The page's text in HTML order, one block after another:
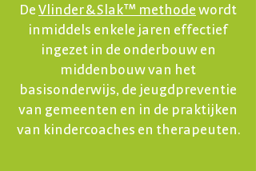
De Vlinder & Slak™ methode wordt
inmiddels enkele jaren effectief
ingezet in de onderbouw en
middenbouw van het
basisonderwijs, de jeugdpreventie
van gemeenten en in de praktijken
van kindercoaches en therapeuten.